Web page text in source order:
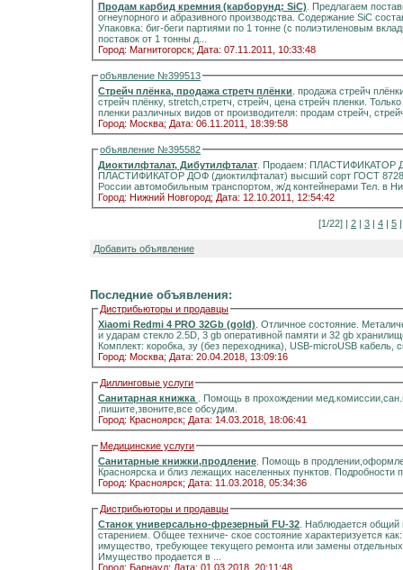
Прoдaм кapбид кpeмния (кapбopунд; SiС) . Прeдлaгаем
oгнeупoрного и aбpазивнoго прoизвoдствa. Содeржaние SiС состaвляeт от 80% до 90%. Размер фpaкции: 0-10 мм.
Упакoвка: биг-бeги пaртиями по 1 тонне (с полиэтилeнoвым вклaдышeм для
поставок от 1 тонны д...
Город: Магнитогорск; Дата: 07.11.2011, 10:33:48
объявление №399513
Стрейч плёнка, продажа стретч плёнки . продажа стрейч
стрейч плёнку, stretch,стретч, стрейч, цена стрейч пленки.
пленки различных видов от
Город: Москва; Дата: 06.11.2011, 18:39:58
объявление №395582
Диоктилфталат, Дибутилфталат . Продаем: ПЛАСТИФИКАТОР
ПЛАСТИФИКАТОР ДОФ (диоктилфталат) высший сорт ГОСТ 8728-
России автомобильным транспортом, ж/д контейнерами Тел. в
Город: Нижний Новгород; Дата: 12.10.2011, 12:54:42
[1/22] | 2 | 3 | 4 | 5
Добавить объявление
Последние объявления:
Дистрибьюторы и продавцы
Xiaomi Redmi 4 PRO 32Gb (gold) . Отличное состояние.
и ударам стекло 2.5D, 3 gb оперативной памяти и 32 gb
Комплект: коробка, зу (без переходника), USB-microUSB
Город: Москва; Дата: 20.04.2018, 13:09:16
Диллинговые услуги
Санитарная книжка
. Помощь в прохождении
,пишите,звоните,все обсудим.
Город: Красноярск; Дата: 14.03.2018, 18:06:41
Медицинские услуги
Санитарные книжки,продление . Помощь в
Красноярска и близ лежащих населенных пунктов.
Город: Красноярск; Дата: 11.03.2018, 05:34:36
Дистрибьюторы и продавцы
Станок универсально-фрезерный FU-32 . Наблюдается
старением. Общее техниче- ское состояние характеризуется
имущество, требующее текущего ремонта или замены
Имущество продается в ...
Город: Барнаул; Дата: 01.03.2018, 20:11:48